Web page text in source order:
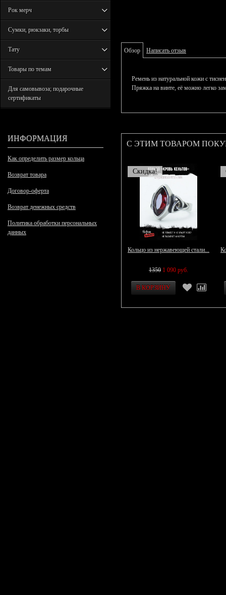
Рок мерч
Сумки, рюкзаки, торбы
Тату
Товары по темам
Для самовывоза; подарочные
сертификаты
ИНФОРМАЦИЯ
Как определить размер кольца
Возврат товара
Договор-оферта
Возврат денежных средств
Политика обработки персональных
данных
Обзор Написать отзыв
Ремень из натуральной кожи с
Пряжка на винте, её можно легко
С ЭТИМ ТОВАРОМ
Скидка!
Кольцо из нержавеющей стали...
1350 1 090 руб.